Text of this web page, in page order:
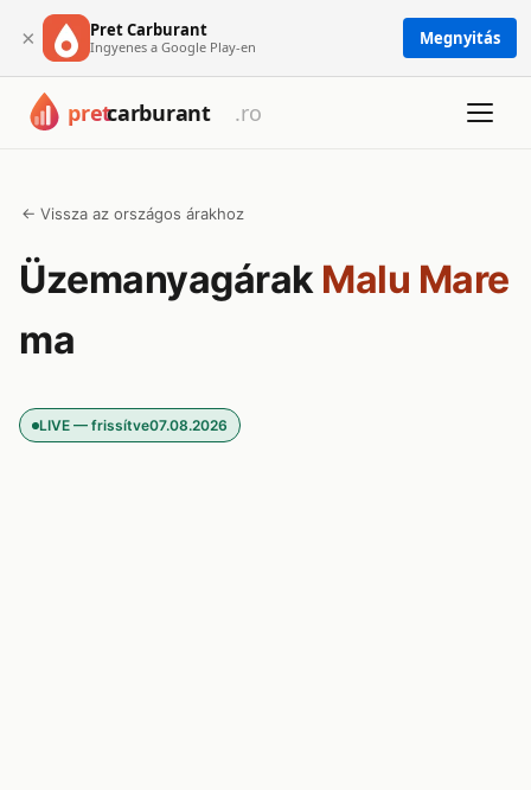
× Pret Carburant
Ingyenes a Google Play-en Megnyitás
← Vissza az országos árakhoz
Üzemanyagárak Malu Mare
ma
LIVE — frissítve07.08.2026